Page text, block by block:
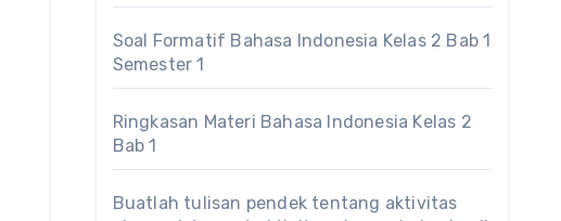
Soal Formatif Bahasa Indonesia Kelas 2 Bab 1
Semester 1
Ringkasan Materi Bahasa Indonesia Kelas 2
Bab 1
Buatlah tulisan pendek tentang aktivitas